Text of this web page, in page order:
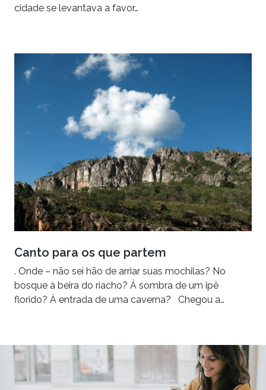
cidade se levantava a favor…
Canto para os que partem
. Onde – não sei hão de arriar suas mochilas? No
bosque à beira do riacho? À sombra de um ipê
florido? À entrada de uma caverna? Chegou a…